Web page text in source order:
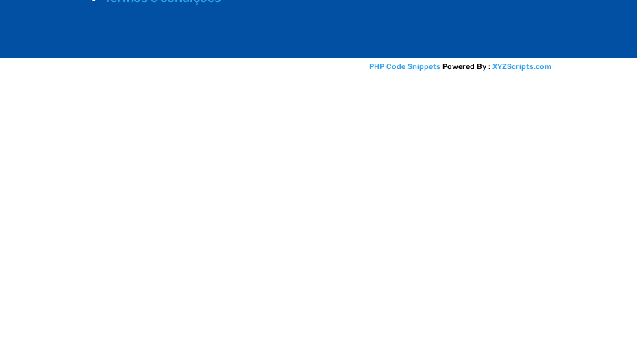
PHP Code Snippets Powered By : XYZScripts.com